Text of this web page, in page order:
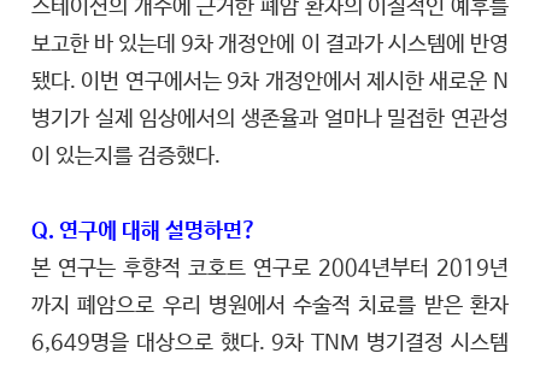
스테이션의 개수에 근거한 폐암 환자의 이질적인 예후를
보고한 바 있는데 9차 개정안에 이 결과가 시스템에 반영
됐다. 이번 연구에서는 9차 개정안에서 제시한 새로운 N
병기가 실제 임상에서의 생존율과 얼마나 밀접한 연관성
이 있는지를 검증했다.
Q. 연구에 대해 설명하면?
본 연구는 후향적 코호트 연구로 2004년부터 2019년
까지 폐암으로 우리 병원에서 수술적 치료를 받은 환자
6,649명을 대상으로 했다. 9차 TNM 병기결정 시스템